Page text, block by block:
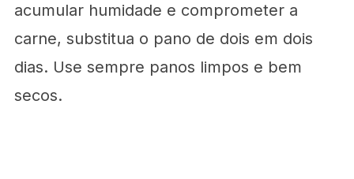
acumular humidade e comprometer a
carne, substitua o pano de dois em dois
dias. Use sempre panos limpos e bem
secos.